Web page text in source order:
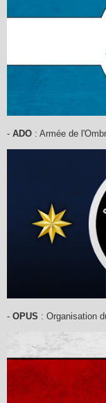
- ADO : Armée de
- OPUS : Organisation